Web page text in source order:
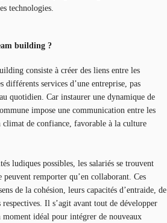
technologies.
building ?
consiste à créer des liens entre les
différents services d’une entreprise, pas
quotidien. Car instaurer une dynamique de
impose une communication entre les
climat de confiance, favorable à la culture
ludiques possibles, les salariés se trouvent
peuvent remporter qu’en collaborant. Ces
de la cohésion, leurs capacités d’entraide, de
Il s’agit avant tout de développer
idéal pour intégrer de nouveaux